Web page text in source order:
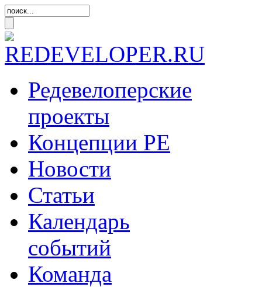
Редевелоперские
проекты
Концепции РЕ
Новости
Статьи
Календарь
событий
Команда